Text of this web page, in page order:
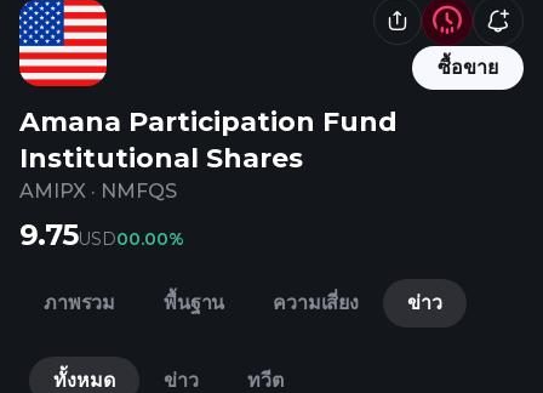
ซื้อขาย
Amana Participation Fund
Institutional Shares
AMIPX · NMFQS
9.75USD00.00%
ภาพรวม พื้นฐาน ความเสี่ยง ข่าว
ทั้งหมด ข่าว ทวีต